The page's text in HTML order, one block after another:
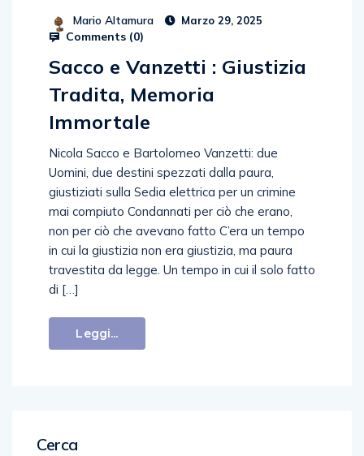
Mario Altamura Marzo 29, 2025
Comments (0)
Sacco e Vanzetti : Giustizia
Tradita, Memoria
Immortale
Nicola Sacco e Bartolomeo Vanzetti: due
Uomini, due destini spezzati dalla paura,
giustiziati sulla Sedia elettrica per un crimine
mai compiuto Condannati per ciò che erano,
non per ciò che avevano fatto C’era un tempo
in cui la giustizia non era giustizia, ma paura
travestita da legge. Un tempo in cui il solo fatto
di […]
Leggi...
Cerca